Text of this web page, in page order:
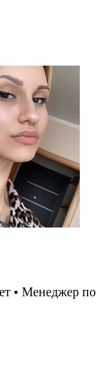
• Менеджер по